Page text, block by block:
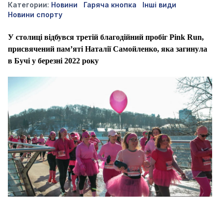
Категории: Новини Гаряча кнопка
Інші види
Новини спорту
У столиці відбувся третій благодійний пробіг Pink Run,
присвячений пам’яті Наталії Самойленко, яка загинула
в Бучі у березні 2022 року